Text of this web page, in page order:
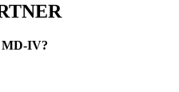
MD-IV?